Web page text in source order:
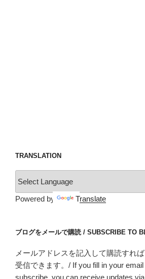
TRANSLATION
Powered by Translate
ブログをメールで購読 / SUBSCRIBE TO
メールアドレスを記入して購読すれ
受信できます。/ If you fill in your
subscribe, you can receive updates via